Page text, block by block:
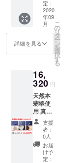
載をお
願いし
ます。
※商品写
真はサ
ンプル
いただ
いた後
いたし
ますの
で、写
真と実
際の商
品で
は、色
合い、
大きさ
リー
ボック
ス代・
送料代
込み ※
商品写
ます。
ご支援
いただ
いた後
に制作
いたし
ますの
で、写
真と実
際の商
品で
は、色
天然本
翡翠、
シル
バー950
、シル
バー
925（フ
ック）
プ：横
約
10mm×
縦約
12mm
■全長：
約
28mm
■ジュエ
リー
ボック
ス代・
定：
2020
年09
月
詳細を見る
こ
の
リ
タ
ー
ン
を
選
択
す
る
16,
320 円
天然本
翡翠使
用 真鍮
製 猫耳
デザイ
ンリン
グ＆
ネック
レス＆
支援
者：
0人
お届
け予
定：